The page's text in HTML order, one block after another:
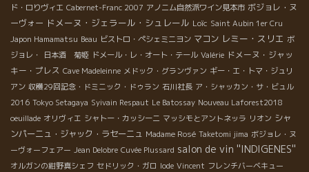
ド・ロりヴィエ Cabernet-Franc 2007 アノニム自然派ワイン見本市 ボジョレ・ヌ
ーヴォー ドメーヌ・ジェラール・シュレール Loïc Saint Aubin 1er Cru
Japon Hamamatsu Beau ビストロ・ペシェミニヨン マコン レミー・スリエ ボ
ジョレ・
日本酒 菊姫 ドメール・レ・オート・テール Valérie ドメーヌ・ジャッ
キー・プレス Cave Madeleinne メドック・グランヴァン ギー・エ・トマ・ジュリ
アン 収穫29回記念・ドミニック・ドゥラン 石川社長 ア・シャッカン・サ・ビュル
2016 Tokyo Setagaya Syivain Respaut Le Batossay Nouveau Laforest2018
oeuillade オリヴィエ シャトー・カッシーニ マッシモとアントネッラ リオン シャ
ンパーニュ・ジャック・ラセーニュ Madame Rosé Taketomi jima ボジョレ・ヌ
ーヴォーフェアー Jean Delobre Cuvée Plussard salon de vin ''INDIGENES''
オルガンの紺野真シェフ セドリック・ガロ Iode Vincent フレンチバーベキュー